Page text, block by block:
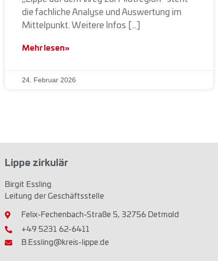
die fachliche Analyse und Auswertung im
Mittelpunkt. Weitere Infos […]
Mehr lesen»
24. Februar 2026
Lippe zirkulär
Birgit Essling
Leitung der Geschäftsstelle
Felix-Fechenbach-Straße 5, 32756 Detmold
+49 5231 62-6411
B.Essling@kreis-lippe.de